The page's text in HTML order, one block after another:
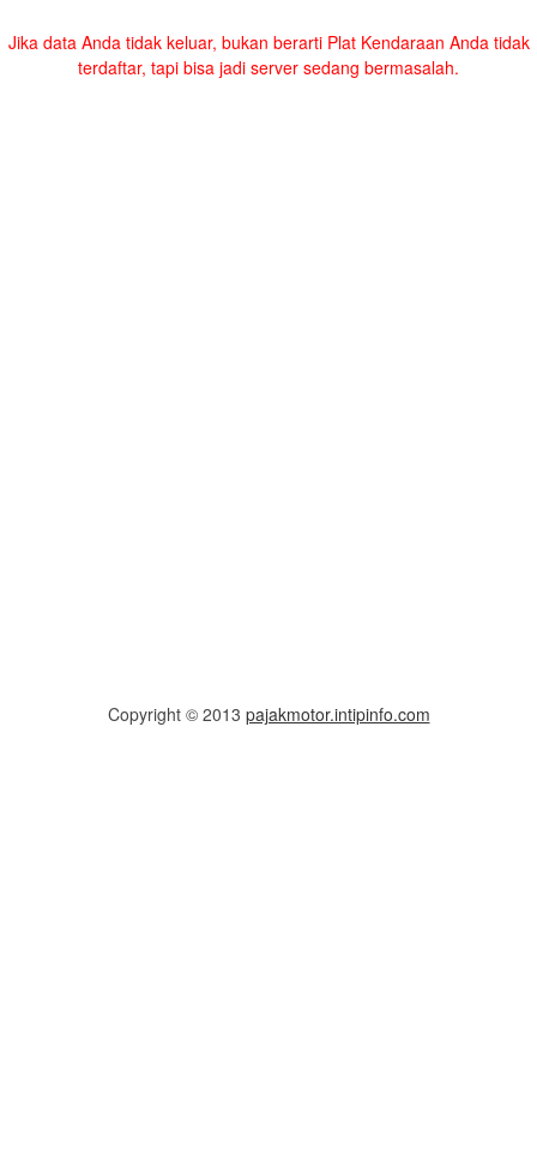
Jika data Anda tidak keluar, bukan berarti Plat Kendaraan Anda tidak
terdaftar, tapi bisa jadi server sedang bermasalah.
Copyright © 2013 pajakmotor.intipinfo.com